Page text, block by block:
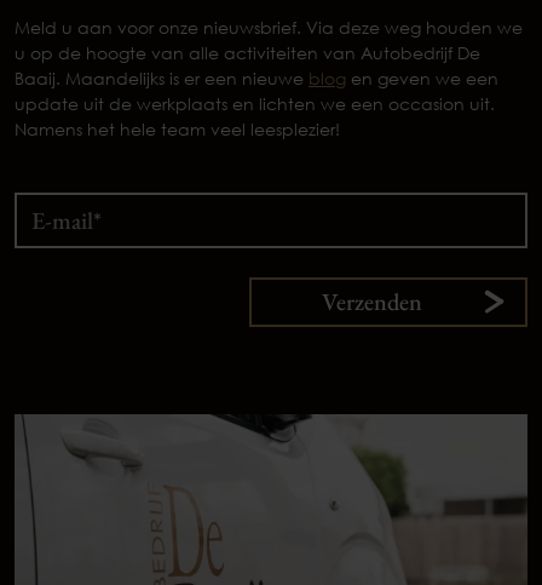
Meld u aan voor onze nieuwsbrief. Via deze weg houden we
u op de hoogte van alle activiteiten van Autobedrijf De
Baaij. Maandelijks is er een nieuwe blog en geven we een
update uit de werkplaats en lichten we een occasion uit.
Namens het hele team veel leesplezier!
Verzenden